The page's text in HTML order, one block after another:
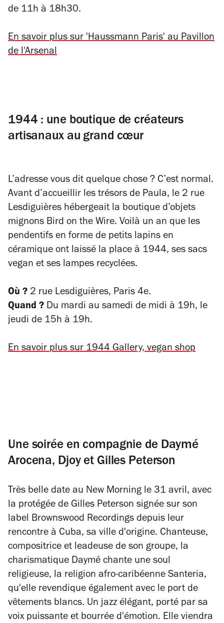
de 11h à 18h30.
En savoir plus sur 'Haussmann Paris' au Pavillon
de l'Arsenal
1944 : une boutique de créateurs
artisanaux au grand cœur
L’adresse vous dit quelque chose ? C’est normal.
Avant d’accueillir les trésors de Paula, le 2 rue
Lesdiguières hébergeait la boutique d’objets
mignons Bird on the Wire. Voilà un an que les
pendentifs en forme de petits lapins en
céramique ont laissé la place à 1944, ses sacs
vegan et ses lampes recyclées.
Où ? 2 rue Lesdiguières, Paris 4e.
Quand ? Du mardi au samedi de midi à 19h, le
jeudi de 15h à 19h.
En savoir plus sur 1944 Gallery, vegan shop
Une soirée en compagnie de Daymé
Arocena, Djoy et Gilles Peterson
Très belle date au New Morning le 31 avril, avec
la protégée de Gilles Peterson signée sur son
label Brownswood Recordings depuis leur
rencontre à Cuba, sa ville d'origine. Chanteuse,
compositrice et leadeuse de son groupe, la
charismatique Daymé chante une soul
religieuse, la religion afro-caribéenne Santeria,
qu'elle revendique également avec le port de
vêtements blancs. Un jazz élégant, porté par sa
voix puissante et bourrée d'émotion. Elle viendra